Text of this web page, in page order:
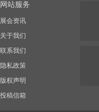
网站服务
展会资讯
关于我们
联系我们
隐私政策
版权声明
投稿信箱